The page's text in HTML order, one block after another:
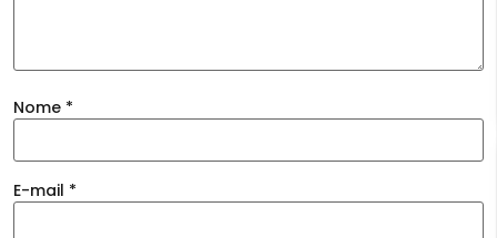
Nome *
E-mail *